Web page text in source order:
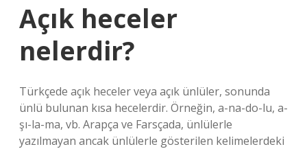
Açık heceler
nelerdir?
Türkçede açık heceler veya açık ünlüler, sonunda
ünlü bulunan kısa hecelerdir. Örneğin, a-na-do-lu, a-
şı-la-ma, vb. Arapça ve Farsçada, ünlülerle
yazılmayan ancak ünlülerle gösterilen kelimelerdeki